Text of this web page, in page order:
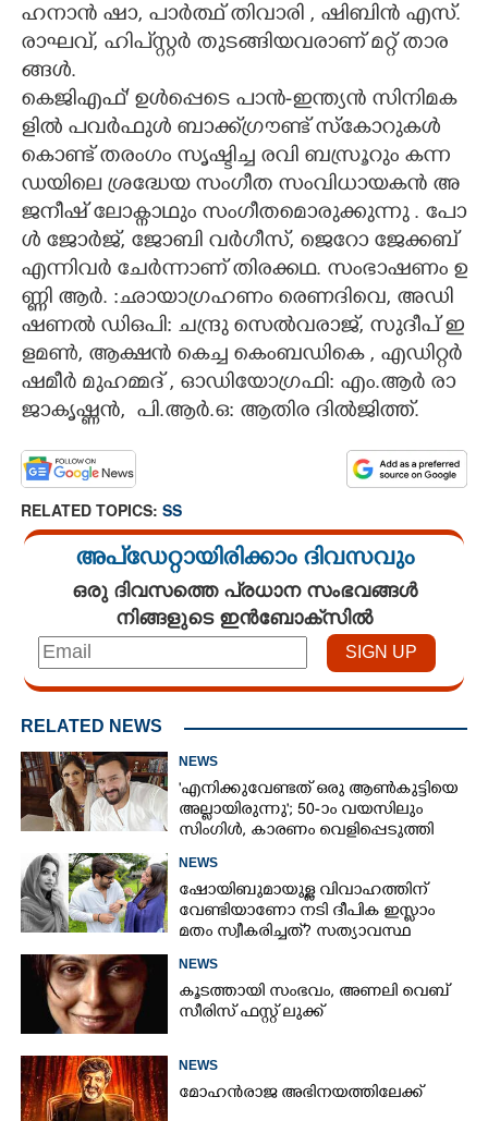
​ഹ​നാ​ൻ​ ​ഷാ,​ ​പാ​ർ​ത്ഥ് ​തി​വാ​രി​ ,​ ​ഷി​ബി​ൻ​ ​എ​സ്.​ ​
രാ​ഘ​വ്,​ ​ഹി​പ്സ്റ്റ​ർ​‍​ ​തു​ട​ങ്ങി​യ​വ​രാ​ണ് ​മ​റ്റ് ​താ​ര​
ങ്ങ​ൾ.
കെ​ജി​എ​ഫ്'​ ​ഉ​ൾ​പ്പെ​ടെ​ ​പാ​ൻ​-​ഇ​ന്ത്യ​ൻ​ ​സി​നി​മ​ക​
ളി​ൽ​ ​പ​വ​ർ​ഫു​ൾ​ ​ബാ​ക്ക്ഗ്രൗ​ണ്ട് ​സ്കോ​റു​ക​ൾ​ ​
കൊ​ണ്ട് ​ത​രം​ഗം​ ​സൃ​ഷ്ടി​ച്ച​ ​ര​വി​ ​ബ​സ്രൂ​റും​ ​ക​ന്ന​
ഡ​യി​ലെ​ ​ശ്ര​ദ്ധേ​യ​ ​സം​ഗീ​ത​ ​സം​വി​ധാ​യ​ക​ൻ​ ​അ​
ജ​നീ​ഷ് ​ലോ​ക്നാ​ഥും​ ​സം​ഗീ​ത​മൊ​രു​ക്കു​ന്നു​ .​ ​പോ​
ൾ​ ​ജോ​ർ​ജ്,​ ​ജോ​ബി​ ​വ​ർ​ഗീ​സ്,​ ​ജെ​റോ​ ​ജേ​ക്ക​ബ് ​
എ​ന്നി​വ​ർ​ ​ചേ​ർ​ന്നാ​ണ് ​തി​ര​ക്ക​ഥ.​ ​സം​ഭാ​ഷ​ണം​ ​ഉ​
ണ്ണി​ ​ആ​ർ.​ ​:​ഛാ​യാ​ഗ്ര​ഹ​ണം​ ​രെ​ണ​ദി​വെ,​ ​അ​ഡി​
ഷ​ണ​ൽ​ ​ഡി​ഒ​പി​:​ ​ച​ന്ദ്രു​ ​സെ​ൽ​വ​രാ​ജ്,​ ​സു​ദീ​പ് ​ഇ​
ള​മ​ൺ,​ ​ആ​ക്ഷ​ൻ​ ​കെ​ച്ച​ ​കെം​ബ​ഡി​കെ​ , എ​ഡി​റ്റ​ർ​ ​
ഷ​മീ​ർ​ ​മു​ഹ​മ്മ​ദ് ,​ ​ഓ​ഡി​യോ​ഗ്ര​ഫി​:​ ​എം.​ആ​ർ​ ​രാ​
ജാ​കൃ​ഷ്ണ​ൻ,​ ​ ​പി.​ആ​ർ.​ഒ​:​ ​ആ​തി​ര​ ​ദി​ൽ​ജി​ത്ത്.
RELATED TOPICS: SS
അപ്ഡേറ്റായിരിക്കാം ദിവസവും
ഒരു ദിവസത്തെ പ്രധാന സംഭവങ്ങൾ
നിങ്ങളുടെ ഇൻബോക്സിൽ
RELATED NEWS
NEWS
'എനിക്കുവേണ്ടത് ഒരു ആൺകുട്ടിയെ
അല്ലായിരുന്നു'; 50-ാം വയസിലും
സിംഗിൾ, കാരണം വെളിപ്പെടുത്തി
NEWS
ഷോയിബുമായുള്ള വിവാഹത്തിന്
വേണ്ടിയാണോ നടി ദീപിക ഇസ്ലാം
മതം സ്വീകരിച്ചത്? സത്യാവസ്ഥ
NEWS
കൂടത്തായി സംഭവം, അണലി വെബ്
സീരിസ് ഫസ്റ്റ് ലുക്ക്
NEWS
മോഹൻരാജ അഭിനയത്തിലേക്ക്